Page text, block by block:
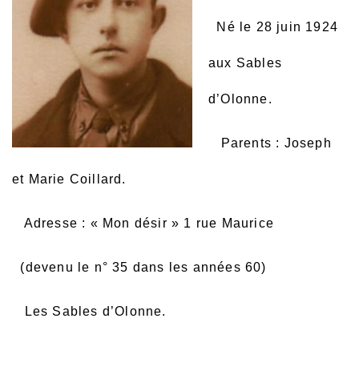
Né le 28 juin 1924
aux Sables
d’Olonne.
Parents : Joseph
et Marie Coillard.
Adresse : « Mon désir » 1 rue Maurice
(devenu le n° 35 dans les années 60)
Les Sables d’Olonne.